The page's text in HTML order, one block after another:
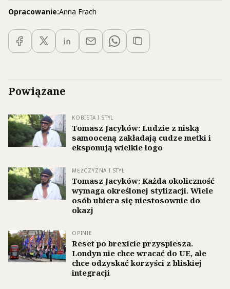
Opracowanie:Anna Frach
Powiązane
KOBIETA I STYL
Tomasz Jacyków: Ludzie z niską
samooceną zakładają cudze metki i
eksponują wielkie logo
MĘŻCZYZNA I STYL
Tomasz Jacyków: Każda okoliczność
wymaga określonej stylizacji. Wiele
osób ubiera się niestosownie do
okazj
OPINIE
Reset po brexicie przyspiesza.
Londyn nie chce wracać do UE, ale
chce odzyskać korzyści z bliskiej
integracji